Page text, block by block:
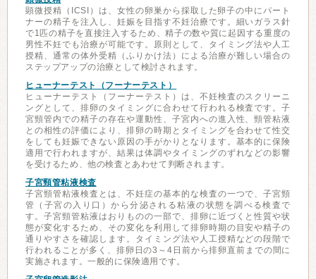
顕微授精（ICSI）は、女性の卵巣から採取した卵子の中にパート
ナーの精子を注入し、妊娠を目指す不妊治療です。細いガラス針
で1匹の精子を直接注入するため、精子の数や質に起因する重度の
男性不妊でも治療が可能です。原則として、タイミング法や人工
授精、通常の体外受精（ふりかけ法）による治療が難しい場合の
ステップアップの治療として検討されます。
ヒューナーテスト（フーナーテスト）
ヒューナーテスト（フーナーテスト）は、不妊検査のスクリーニ
ングとして、排卵のタイミングに合わせて行われる検査です。子
宮頸管内での精子の存在や運動性、子宮内への進入性、頸管粘液
との相性の評価により、排卵の時期とタイミングを合わせて性交
をしても妊娠できない原因の手がかりとなります。基本的に保険
適用で行われますが、結果は体調やタイミングのずれなどの影響
を受けるため、他の検査とあわせて判断されます。
子宮頸管粘液検査
子宮頸管粘液検査とは、不妊症の基本的な検査の一つで、子宮頸
管（子宮の入り口）から分泌される粘液の状態を調べる検査で
す。子宮頸管粘液はおりものの一部で、排卵に近づくと性質や状
態が変化するため、その変化を利用して排卵時期の目安や精子の
通りやすさを確認します。タイミング法や人工授精などの段階で
行われることが多く、排卵日の3～4日前から排卵直前までの間に
実施されます。一般的に保険適用です。